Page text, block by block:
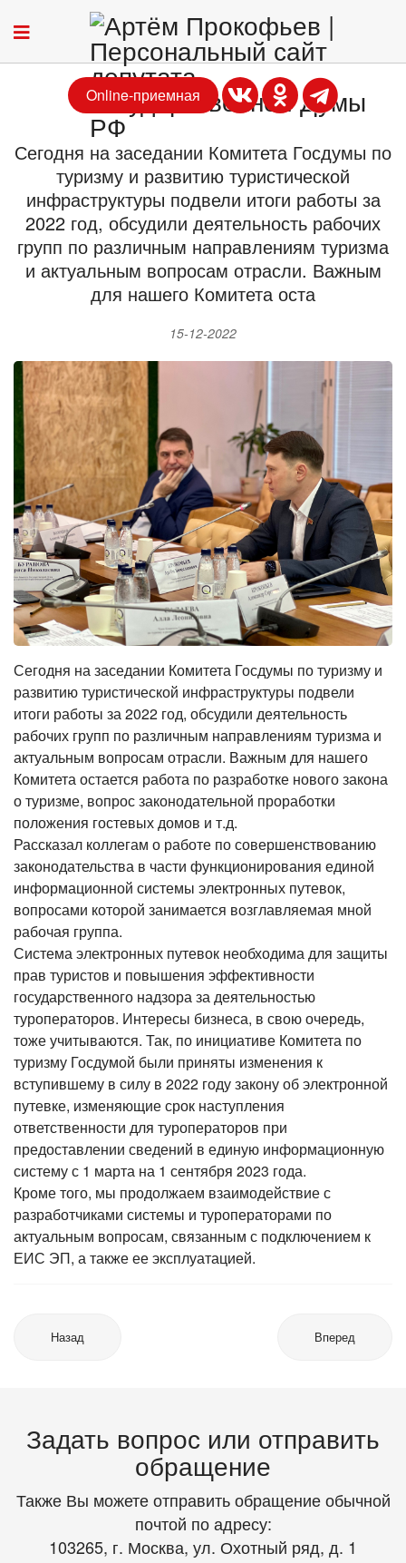
Online-приемная
Сегодня на заседании Комитета Госдумы по
туризму и развитию туристической
инфраструктуры подвели итоги работы за
2022 год, обсудили деятельность рабочих
групп по различным направлениям туризма
и актуальным вопросам отрасли. Важным
для нашего Комитета оста
15-12-2022
Сегодня на заседании Комитета Госдумы по туризму и
развитию туристической инфраструктуры подвели
итоги работы за 2022 год, обсудили деятельность
рабочих групп по различным направлениям туризма и
актуальным вопросам отрасли. Важным для нашего
Комитета остается работа по разработке нового закона
о туризме, вопрос законодательной проработки
положения гостевых домов и т.д.
Рассказал коллегам о работе по совершенствованию
законодательства в части функционирования единой
информационной системы электронных путевок,
вопросами которой занимается возглавляемая мной
рабочая группа.
Система электронных путевок необходима для защиты
прав туристов и повышения эффективности
государственного надзора за деятельностью
туроператоров. Интересы бизнеса, в свою очередь,
тоже учитываются. Так, по инициативе Комитета по
туризму Госдумой были приняты изменения к
вступившему в силу в 2022 году закону об электронной
путевке, изменяющие срок наступления
ответственности для туроператоров при
предоставлении сведений в единую информационную
систему с 1 марта на 1 сентября 2023 года.
Кроме того, мы продолжаем взаимодействие с
разработчиками системы и туроператорами по
актуальным вопросам, связанным с подключением к
ЕИС ЭП, а также ее эксплуатацией.
Назад Вперед
Задать вопрос или отправить
обращение
Также Вы можете отправить обращение обычной
почтой по адресу:
103265, г. Москва, ул. Охотный ряд, д. 1